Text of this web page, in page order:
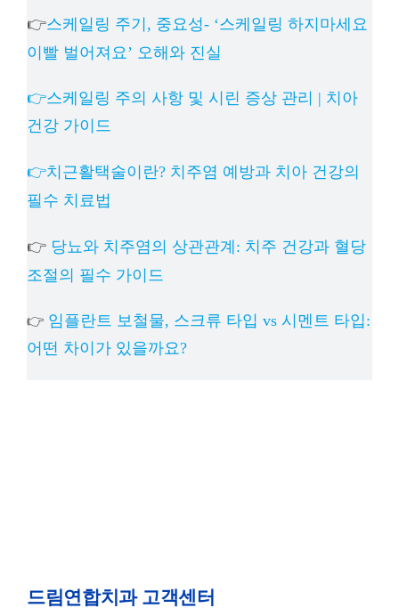
👉스케일링 주기, 중요성- ‘스케일링 하지마세요
이빨 벌어져요’ 오해와 진실
👉스케일링 주의 사항 및 시린 증상 관리 | 치아
건강 가이드
👉치근활택술이란? 치주염 예방과 치아 건강의
필수 치료법
👉 당뇨와 치주염의 상관관계: 치주 건강과 혈당
조절의 필수 가이드
👉 임플란트 보철물, 스크류 타입 vs 시멘트 타입:
어떤 차이가 있을까요?
드림연합치과 고객센터